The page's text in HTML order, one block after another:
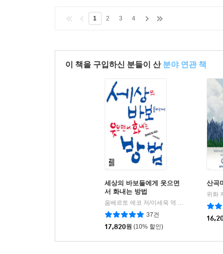
1 2 3 4
이 책을 구입하신 분들이 산 분야 연관 책
세상의 바보들에게 웃으면
서 화내는 방법
움베르토 에코 저/이세욱 역 | 열린책들
37건
17,820원 (10% 할인)
산곡
위화